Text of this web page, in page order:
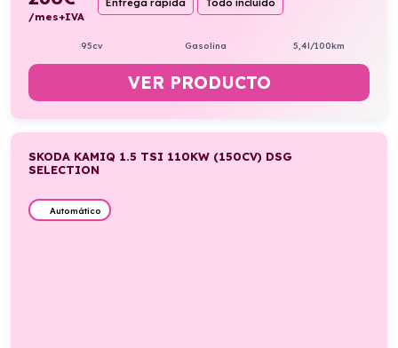
/mes+IVA
Entrega rápida Todo incluido
95cv Gasolina 5,4l/100km
VER PRODUCTO
SKODA KAMIQ 1.5 TSI 110KW (150CV) DSG
SELECTION
Automático